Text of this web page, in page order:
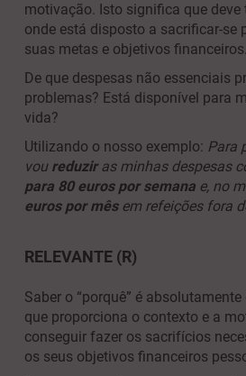
motivação. Isto significa que deve
onde está disposto a sacrificar-se
suas metas e objetivos financeiros.
De que despesas não essenciais
problemas? Está disponível para
vida?
Utilizando o nosso exemplo: Para
vou reduziras minhas despesas
para 80 euros por semana e, no
euros por mêsem refeições fora
RELEVANTE (R)
Saber o “porquê” é
que proporciona o contexto e a
conseguir fazer os sacrifícios
os seus objetivos financeiros